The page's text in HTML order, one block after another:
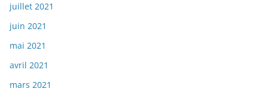
juillet 2021
juin 2021
mai 2021
avril 2021
mars 2021